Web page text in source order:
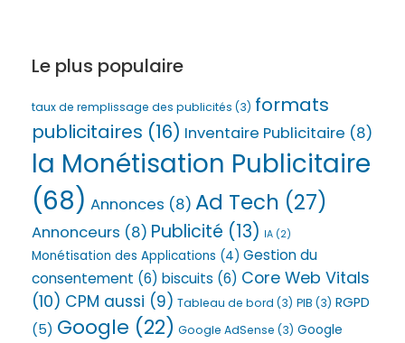
Le plus populaire
taux de remplissage des publicités (3) formats
publicitaires (16) Inventaire Publicitaire (8)
la Monétisation Publicitaire
(68) Annonces (8) Ad Tech (27)
Annonceurs (8) Publicité (13) IA (2)
Monétisation des Applications (4) Gestion du
consentement (6) biscuits (6) Core Web Vitals
(10) CPM aussi (9) Tableau de bord (3) PIB (3) RGPD
(5) Google (22) Google AdSense (3) Google